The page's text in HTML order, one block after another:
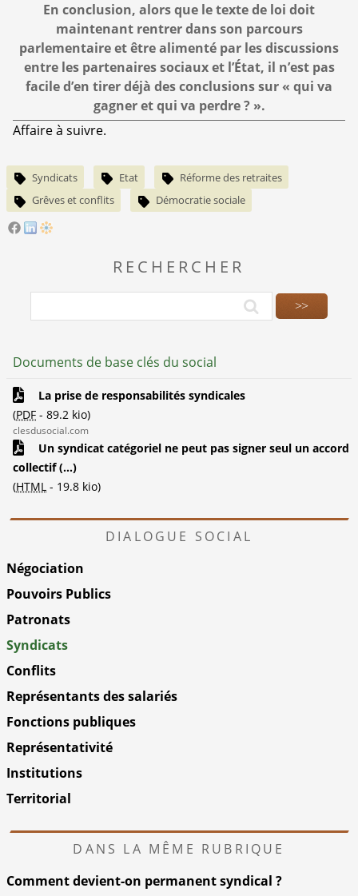
En conclusion, alors que le texte de loi doit
maintenant rentrer dans son parcours
parlementaire et être alimenté par les discussions
entre les partenaires sociaux et l’État, il n’est pas
facile d’en tirer déjà des conclusions sur « qui va
gagner et qui va perdre ? ».
Affaire à suivre.
Syndicats Etat
Réforme des retraites
Grêves et conflits
Démocratie sociale
RECHERCHER
Documents de base clés du social
La prise de responsabilités syndicales
(PDF - 89.2 kio)
clesdusocial.com
Un syndicat catégoriel ne peut pas signer seul un accord
collectif (...)
(HTML - 19.8 kio)
DIALOGUE SOCIAL
Négociation
Pouvoirs Publics
Patronats
Syndicats
Conflits
Représentants des salariés
Fonctions publiques
Représentativité
Institutions
Territorial
DANS LA MÊME RUBRIQUE
Comment devient-on permanent syndical ?